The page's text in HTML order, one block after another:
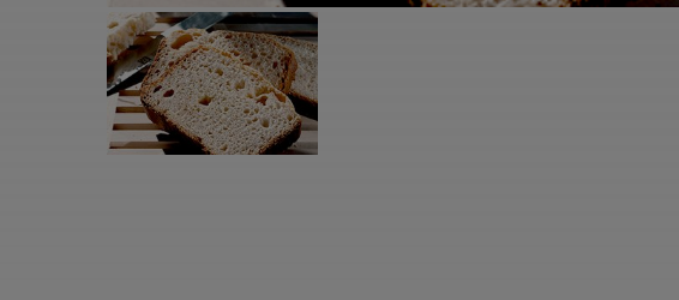
圧力鍋
圧力鍋一覧
電気圧力鍋一覧
すべてのアイ
衣類スチーマ
衣類スチーマ